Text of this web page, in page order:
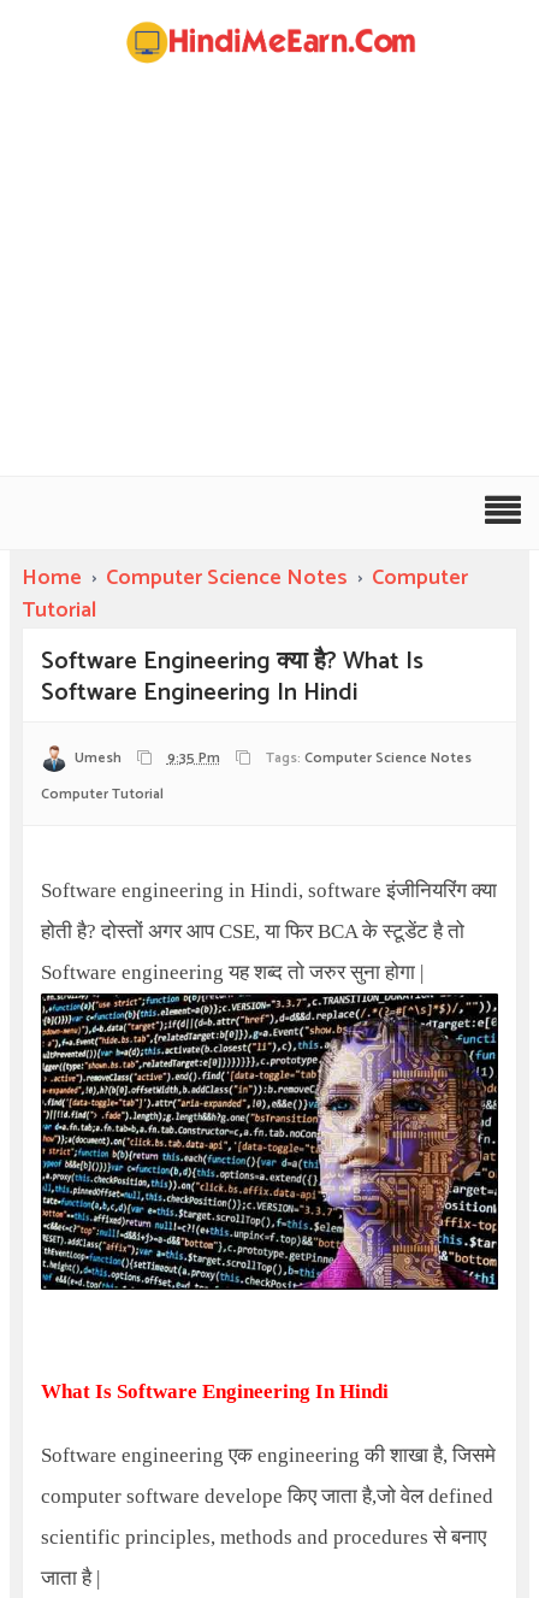
Home › Computer Science Notes › Computer
Tutorial
Software Engineering क्या है? What Is
Software Engineering In Hindi
Umesh 9:35 Pm Tags: Computer Science Notes
Computer Tutorial
Software engineering in Hindi, softwareइंजीनियरिंग क्या
होती है? दोस्तों अगर आप CSE, या फिर BCA के स्टूडेंट है तो
Software engineering यह शब्द तो जरुर सुना होगा |
What Is Software Engineering In Hindi
Software engineeringएक engineering की शाखा है, जिसमे
computer software develope किए जाता है,जो वेल defined
scientific principles, methods and procedures से बनाए
जाता है |